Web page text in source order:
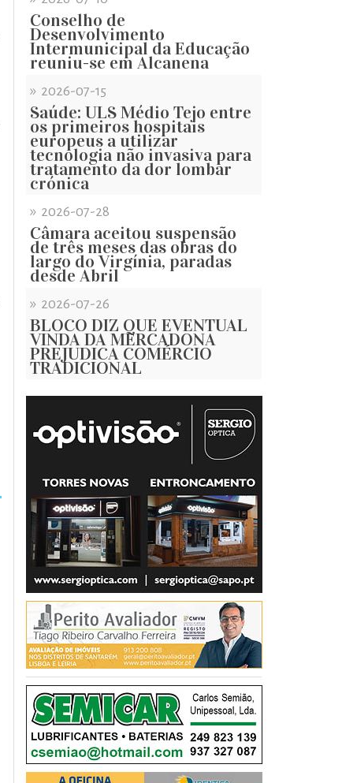
Conselho de
Desenvolvimento
Intermunicipal da Educação
reuniu-se em Alcanena
» 2026-07-15
Saúde: ULS Médio Tejo entre
os primeiros hospitais
europeus a utilizar
tecnologia não invasiva para
tratamento da dor lombar
crónica
» 2026-07-28
Câmara aceitou suspensão
de três meses das obras do
largo do Virgínia, paradas
desde Abril
» 2026-07-26
BLOCO DIZ QUE EVENTUAL
VINDA DA MERCADONA
PREJUDICA COMÉRCIO
TRADICIONAL